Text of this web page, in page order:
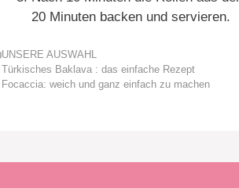
20 Minuten backen und servieren.
Kategorien
UNSERE AUSWAHL
Türkisches Baklava : das einfache Rezept
Focaccia: weich und ganz einfach zu machen